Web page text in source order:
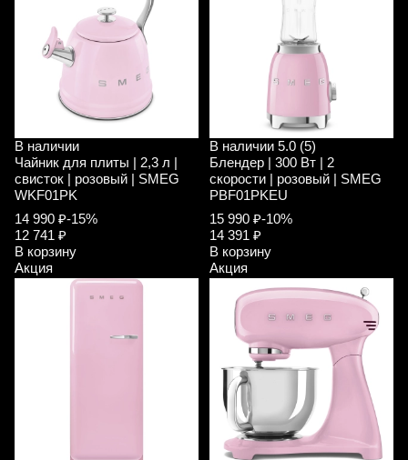
В наличии
Чайник для плиты | 2,3 л |
свисток | розовый | SMEG
WKF01PK
14 990 ₽-15%
12 741 ₽
В корзину
Акция
В наличии 5.0 (5)
Блендер | 300 Вт | 2
скорости | розовый | SMEG
PBF01PKEU
15 990 ₽-10%
14 391 ₽
В корзину
Акция